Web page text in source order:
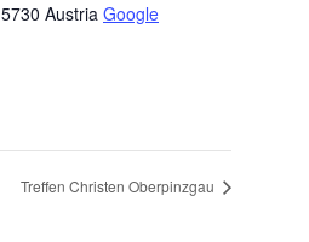
5730 Austria Google
Treffen Christen Oberpinzgau